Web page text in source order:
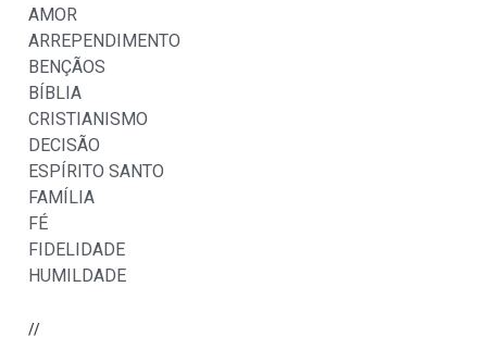
AMOR
ARREPENDIMENTO
BENÇÃOS
BÍBLIA
CRISTIANISMO
DECISÃO
ESPÍRITO SANTO
FAMÍLIA
FÉ
FIDELIDADE
HUMILDADE
//